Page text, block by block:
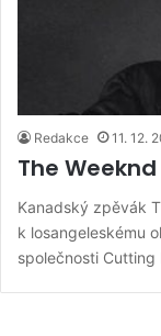
Redakce 11. 12.
The
Kanadský zpěvák
k losangeleskému
společnosti Cutting